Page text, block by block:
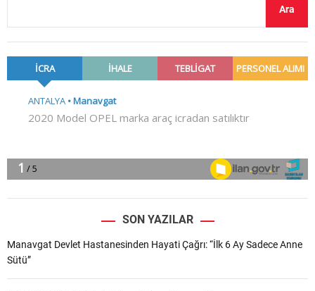
Ara
SON YAZILAR
Manavgat Devlet Hastanesinden Hayati Çağrı: “İlk 6 Ay Sadece Anne
Sütü”